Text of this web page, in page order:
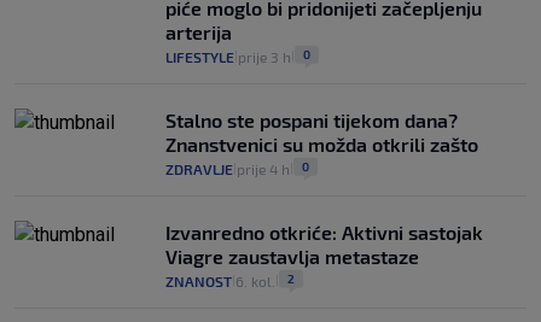
piće moglo bi pridonijeti začepljenju
arterija
LIFESTYLE prije 3 h 0
Stalno ste pospani tijekom dana?
Znanstvenici su možda otkrili zašto
ZDRAVLJE prije 4 h 0
Izvanredno otkriće: Aktivni sastojak
Viagre zaustavlja metastaze
ZNANOST 6. kol. 2